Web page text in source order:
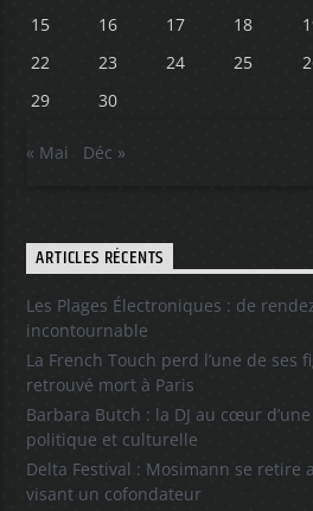
15
16 17 18
22
23 24 25
29
30
« Mai Déc »
ARTICLES RÉCENTS
Les Plages Électroniques : de
incontournable
La French Touch perd l’une de ses
retrouvé mort à Paris
Barbara Butch : la DJ au cœur
politique et culturelle
Delta Festival : Mosimann se retire
visant un cofondateur